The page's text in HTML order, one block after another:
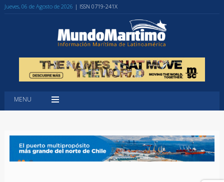
Jueves, 06 de Agosto de 2026 | ISSN 0719-241X
MENU